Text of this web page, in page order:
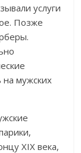
услуги
Позже
мужских
XIX века,